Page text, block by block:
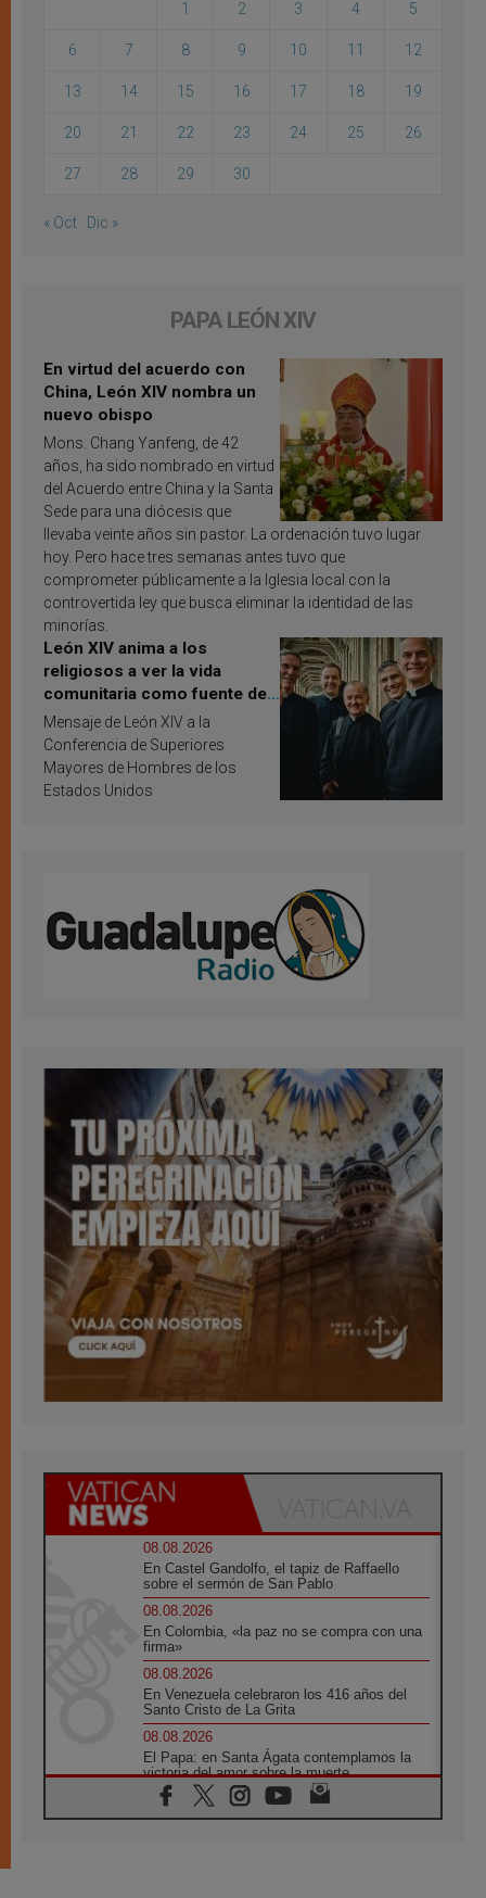
1 2 3 4 5
6 7 8 9 10 11 12
13 14 15 16 17 18 19
20 21 22 23 24 25 26
27 28 29 30
« Oct Dic »
PAPA LEÓN XIV
En virtud del acuerdo con
China, León XIV nombra un
nuevo obispo
Mons. Chang Yanfeng, de 42
años, ha sido nombrado en virtud
del Acuerdo entre China y la Santa
Sede para una diócesis que
llevaba veinte años sin pastor. La ordenación tuvo lugar
hoy. Pero hace tres semanas antes tuvo que
comprometer públicamente a la Iglesia local con la
controvertida ley que busca eliminar la identidad de las
minorías.
León XIV anima a los
religiosos a ver la vida
comunitaria como fuente de
inspiración y santificación
Mensaje de León XIV a la
Conferencia de Superiores
Mayores de Hombres de los
Estados Unidos
08.08.2026
En Castel Gandolfo, el tapiz de Raffaello
sobre el sermón de San Pablo
08.08.2026
En Colombia, «la paz no se compra con una
firma»
08.08.2026
En Venezuela celebraron los 416 años del
Santo Cristo de La Grita
08.08.2026
El Papa: en Santa Ágata contemplamos la
victoria del amor sobre la muerte
08.08.2026
León XIV visitará el Santuario de la Madre